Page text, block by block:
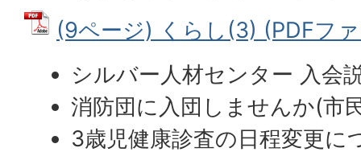
(9ページ) くらし(3) (PDFフ
シルバー人材センター 入会
消防団に入団しませんか(市
3歳児健康診査の日程変更に